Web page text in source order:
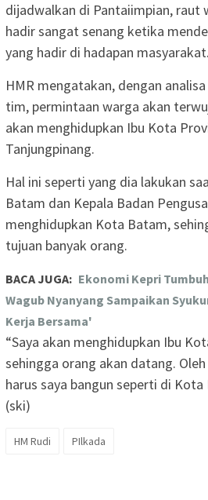
dijadwalkan di Pantaiimpian, raut
hadir sangat senang ketika
yang hadir di hadapan masyarakat.
HMR mengatakan, dengan
tim, permintaan warga akan
akan menghidupkan Ibu Kota
Tanjungpinang.
Hal ini seperti yang dia lakukan
Batam dan Kepala Badan
menghidupkan Kota Batam,
tujuan banyak orang.
BACA JUGA: Ekonomi Kepri
Wagub Nyanyang Sampaikan
Kerja Bersama'
“Saya akan menghidupkan Ibu
sehingga orang akan datang.
harus saya bangun seperti di Kota
(ski)
HM Rudi PIlkada